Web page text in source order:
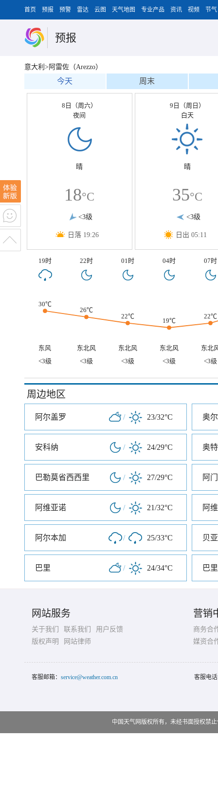
首页 预报 预警 雷达 云图 天气地图 专业产品 资讯 视频 节气
预报
意大利>阿雷佐（Arezzo）
今天 周末
8日（周六）
夜间
晴
18°C
<3级
日落 19:26
9日（周日）
白天
晴
35°C
<3级
日出 05:11
19时 22时 01时 04时 07时
30℃
26℃
22℃
19℃
22℃
东风 东北风 东北风 东北风
东北
<3级
<3级 <3级 <3级 <3级
周边地区
阿尔盖罗 / 23/32°C 奥
安科纳 / 24/29°C 奥
巴勒莫省西西里 / 27/29°C 阿
阿维亚诺 / 21/32°C 阿
阿尔本加 / 25/33°C 贝
巴里 / 24/34°C 巴
网站服务
关于我们 联系我们
用户反馈
版权声明
网站律师
营销
商务合
媒资合
客服邮箱： service@weather.com.cn 客服电
中国天气网版权所有，未经书面授权